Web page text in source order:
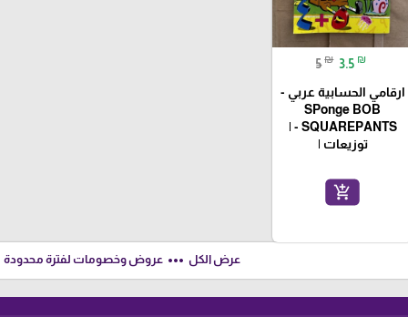
5 ₪ 3.5 ₪
ارقامي الحسابية عربي -
SPonge BOB
SQUAREPANTS - |
توزيعات |
add_shopping_cart
عرض الكل more_horiz عروض وخصومات لفترة محدودة